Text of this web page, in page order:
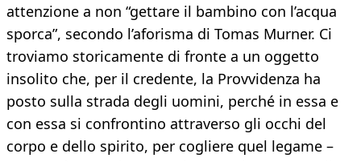
attenzione a non “gettare il bambino con l’acqua
sporca”, secondo l’aforisma di Tomas Murner. Ci
troviamo storicamente di fronte a un oggetto
insolito che, per il credente, la Provvidenza ha
posto sulla strada degli uomini, perché in essa e
con essa si confrontino attraverso gli occhi del
corpo e dello spirito, per cogliere quel legame –